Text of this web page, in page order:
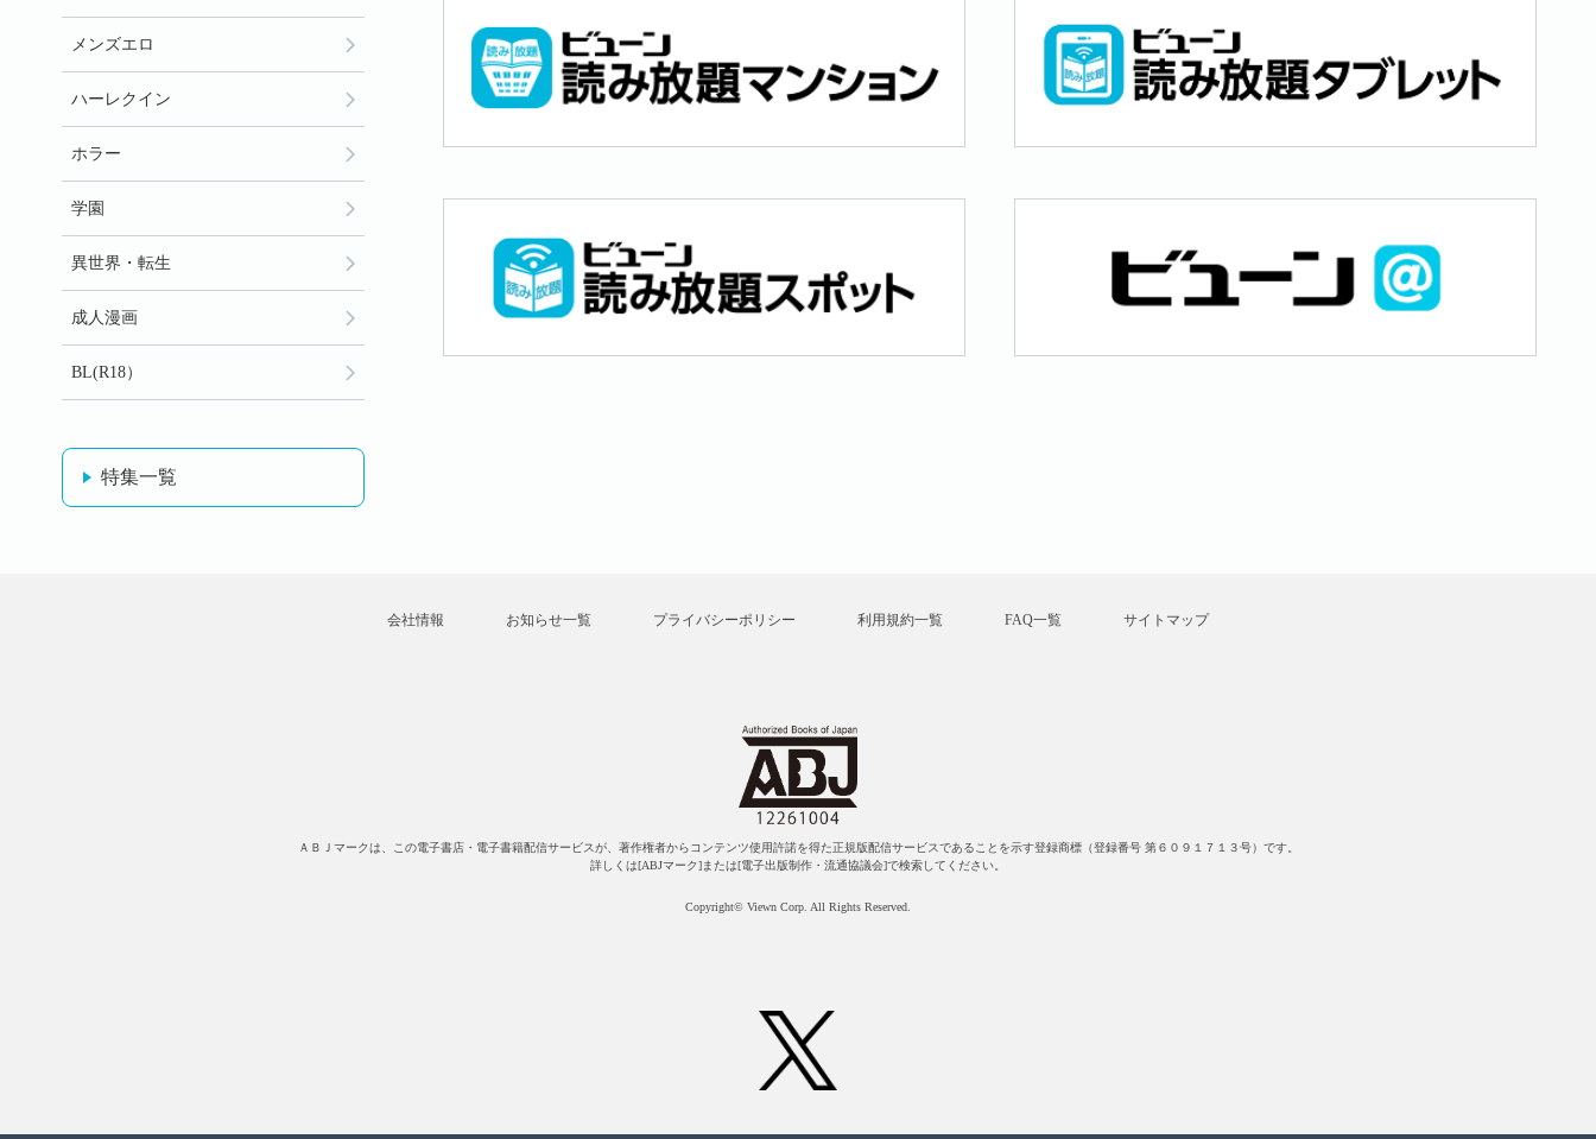
メンズエロ
ハーレクイン
ホラー
学園
異世界・転生
成人漫画
BL(R18）
特集一覧
会社情報 お知らせ一覧 プライバシーポリシー 利用規約一覧 FAQ一覧 サイトマップ
ＡＢＪマークは、この電子書店・電子書籍配信サービスが、著作権者からコンテンツ使用許諾を得た正規版配信サービスであることを示す登録商標（登録番号 第６０９１７１３号）です。
詳しくは[ABJマーク]または[電子出版制作・流通協議会]で検索してください。
Copyright© Viewn Corp. All Rights Reserved.